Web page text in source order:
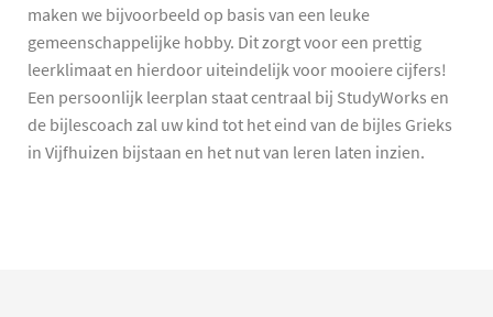
maken we bijvoorbeeld op basis van een leuke
gemeenschappelijke hobby. Dit zorgt voor een prettig
leerklimaat en hierdoor uiteindelijk voor mooiere cijfers!
Een persoonlijk leerplan staat centraal bij StudyWorks en
de bijlescoach zal uw kind tot het eind van de bijles Grieks
in Vijfhuizen bijstaan en het nut van leren laten inzien.